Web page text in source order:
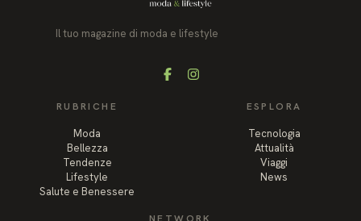
Il tuo magazine di moda e lifestyle
FacebookInstagram
RUBRICHE
Moda
Bellezza
Tendenze
Lifestyle
Salute e Benessere
ESPLORA
Tecnologia
Attualità
Viaggi
News
NETWORK